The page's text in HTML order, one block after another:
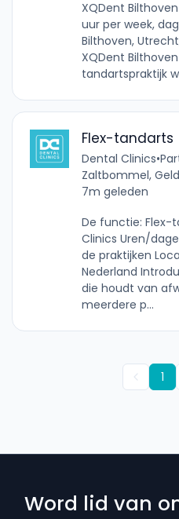
XQDent
uur per week,
Bilthoven,
XQDent
tandartspraktijk
Flex-tandarts
Dental Clinics•
Zaltbommel,
7m geleden
De functie: Flex-
Clinics Uren/
de praktijken
Nederland
die houdt van
meerdere p...
1
Word lid van